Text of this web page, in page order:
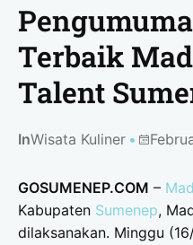
Terbaik
Talent
InWisata Kuliner
GOSUMENEP.COM –
Kabupaten Sumenep,
dilaksanakan. Minggu